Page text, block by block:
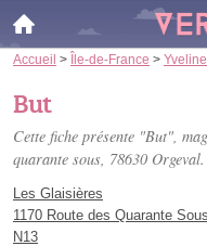
Accueil > Île-de-France >
But
Cette fiche présente "But",
quarante sous, 78630 Orgeval.
Les Glaisières
1170 Route des Quarante Sous
N13